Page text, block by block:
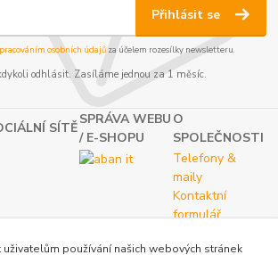
Přihlásit se
osobních údajůza účelem rozesílky newsletteru.
odhlásit. Zasíláme jednou za 1 měsíc.
SÍTĚ
SPRÁVA WEBU
/ E-SHOPU
O
SPOLEČNOSTI
Telefony &
maily
Kontaktní
formulář
používání našich webových stránek